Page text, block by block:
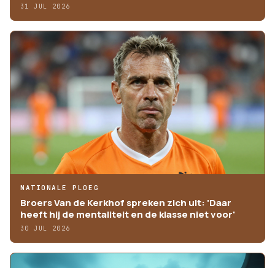
31 JUL 2026
NATIONALE PLOEG
Broers Van de Kerkhof spreken zich uit: 'Daar
heeft hij de mentaliteit en de klasse niet voor'
30 JUL 2026